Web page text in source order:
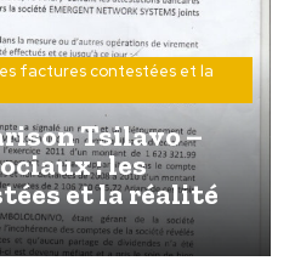
factures contestées et la
Tsilavo –
: les
et la réalité